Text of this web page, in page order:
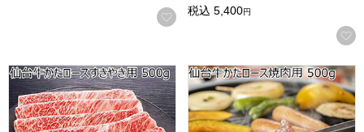
お気に入りに登録する
税込 5,400円
仙台牛かたロースすきやき用 500g【サマーセール】
仙台牛かたロース焼肉用